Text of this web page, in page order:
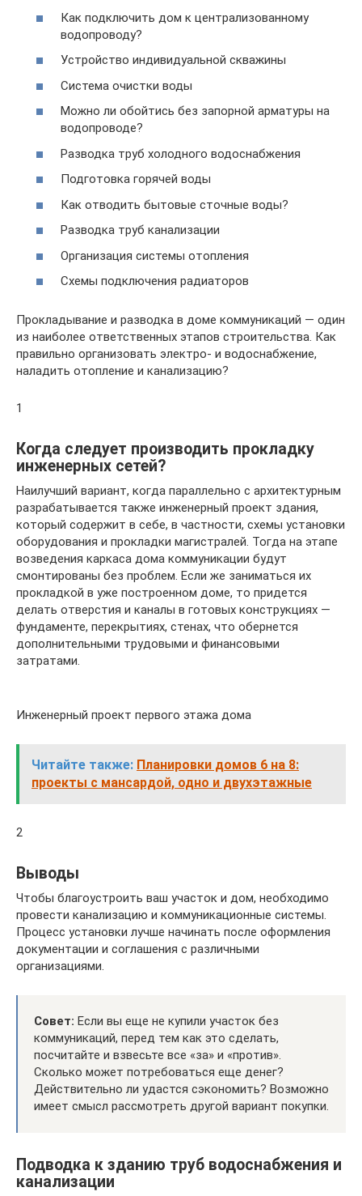
Как подключить дом к централизованному
водопроводу?
Устройство индивидуальной скважины
Система очистки воды
Можно ли обойтись без запорной арматуры на
водопроводе?
Разводка труб холодного водоснабжения
Подготовка горячей воды
Как отводить бытовые сточные воды?
Разводка труб канализации
Организация системы отопления
Схемы подключения радиаторов
Прокладывание и разводка в доме коммуникаций — один
из наиболее ответственных этапов строительства. Как
правильно организовать электро- и водоснабжение,
наладить отопление и канализацию?
1
Когда следует производить прокладку
инженерных сетей?
Наилучший вариант, когда параллельно с архитектурным
разрабатывается также инженерный проект здания,
который содержит в себе, в частности, схемы установки
оборудования и прокладки магистралей. Тогда на этапе
возведения каркаса дома коммуникации будут
смонтированы без проблем. Если же заниматься их
прокладкой в уже построенном доме, то придется
делать отверстия и каналы в готовых конструкциях —
фундаменте, перекрытиях, стенах, что обернется
дополнительными трудовыми и финансовыми
затратами.
Инженерный проект первого этажа дома
Читайте также: Планировки домов 6 на 8:
проекты с мансардой, одно и двухэтажные
2
Выводы
Чтобы благоустроить ваш участок и дом, необходимо
провести канализацию и коммуникационные системы.
Процесс установки лучше начинать после оформления
документации и соглашения с различными
организациями.
Совет: Если вы еще не купили участок без
коммуникаций, перед тем как это сделать,
посчитайте и взвесьте все «за» и «против».
Сколько может потребоваться еще денег?
Действительно ли удастся сэкономить? Возможно
имеет смысл рассмотреть другой вариант покупки.
Подводка к зданию труб водоснабжения и
канализации